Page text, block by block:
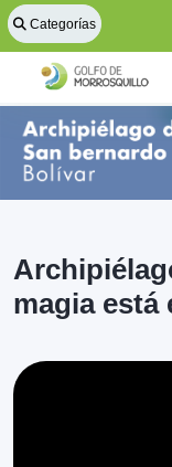
Categorías
magia está